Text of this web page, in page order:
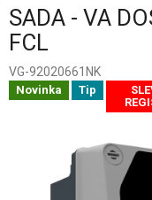
SADA - VA
FCL
VG-92020661NK
Novinka Tip